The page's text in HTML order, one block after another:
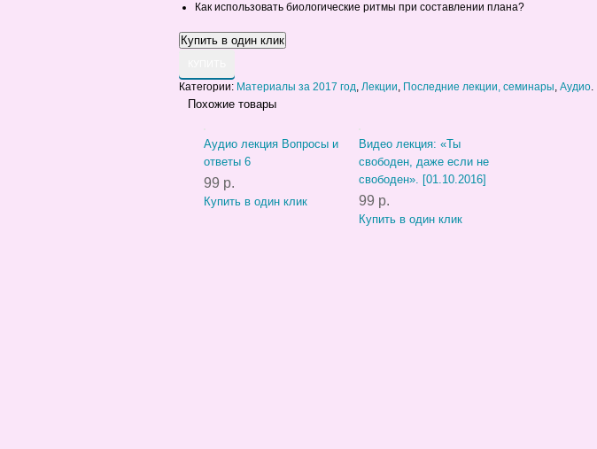
Как использовать биологические ритмы при составлении плана?
Категории: Материалы за 2017 год, Лекции, Последние лекции, семинары, Аудио.
Похожие товары
Аудио лекция Вопросы и
ответы 6
99 р.
Купить в один клик
Видео лекция: «Ты
свободен, даже если не
свободен». [01.10.2016]
99 р.
Купить в один клик